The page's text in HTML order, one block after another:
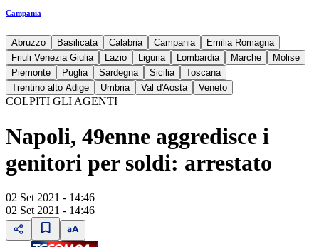
Campania
Abruzzo Basilicata Calabria Campania
Emilia Romagna
Friuli Venezia Giulia
Lazio Liguria Lombardia Marche
Molise
Piemonte
Puglia Sardegna Sicilia
Toscana
Trentino alto Adige
Umbria Val d'Aosta Veneto
COLPITI GLI AGENTI
Napoli, 49enne aggredisce i
genitori per soldi: arrestato
02 Set 2021 - 14:46
02 Set 2021 - 14:46